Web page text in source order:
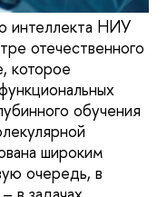
интеллекта НИУ
отечественного
которое
обучения
широким
очередь, в